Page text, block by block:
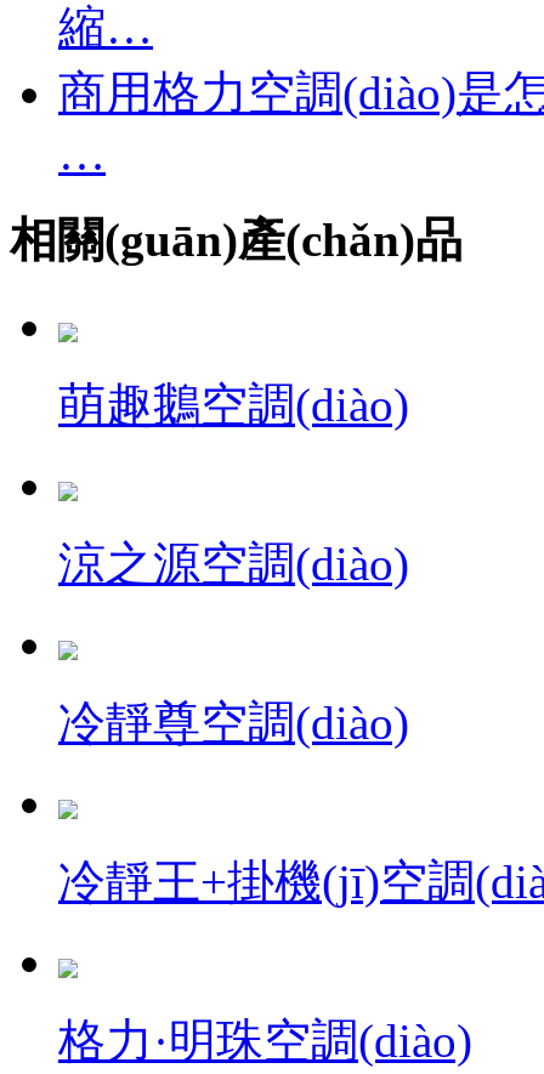
縮…
商用格力空調(diào)是
…
相關(guān)產(chǎn)品
萌趣鵝空調(diào)
涼之源空調(diào)
冷靜尊空調(diào)
冷靜王+掛機(jī)空調
格力·明珠空調(diào)